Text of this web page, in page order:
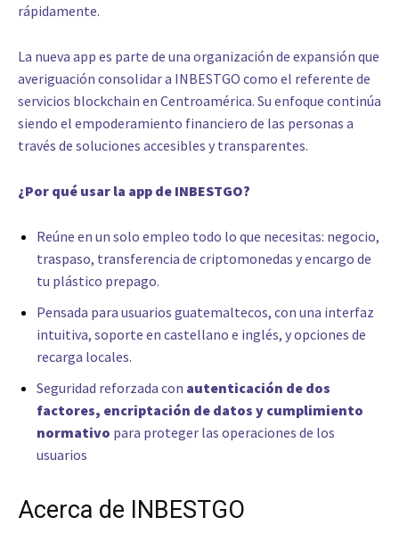
rápidamente.
La nueva app es parte de una organización de expansión que
averiguación consolidar a INBESTGO como el referente de
servicios blockchain en Centroamérica. Su enfoque continúa
siendo el empoderamiento financiero de las personas a
través de soluciones accesibles y transparentes.
¿Por qué usar la app de INBESTGO?
Reúne en un solo empleo todo lo que necesitas: negocio,
traspaso, transferencia de criptomonedas y encargo de
tu plástico prepago.
Pensada para usuarios guatemaltecos, con una interfaz
intuitiva, soporte en castellano e inglés, y opciones de
recarga locales.
Seguridad reforzada con autenticación de dos
factores, encriptación de datos y cumplimiento
normativo para proteger las operaciones de los
usuarios
Acerca de INBESTGO